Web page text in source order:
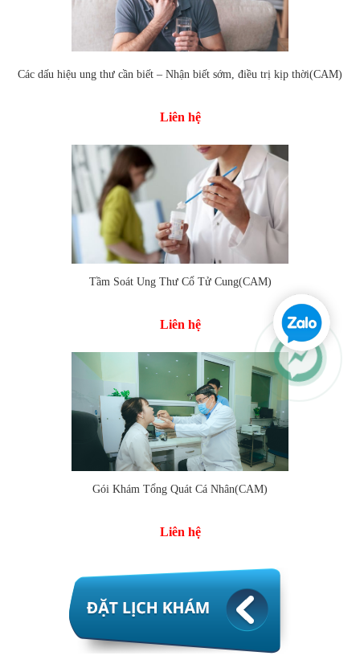
Các dấu hiệu ung thư cần biết – Nhận biết sớm, điều trị kịp thời(CAM)
Liên hệ
Tầm Soát Ung Thư Cổ Tử Cung(CAM)
Liên hệ
Gói Khám Tổng Quát Cá Nhân(CAM)
Liên hệ